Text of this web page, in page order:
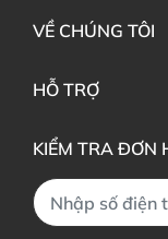
VỀ CHÚNG TÔI
HỖ TRỢ
KIỂM TRA ĐƠN